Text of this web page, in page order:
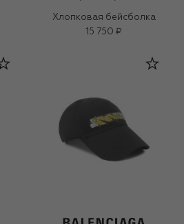
Хлопковая бейсболка
15 750 ₽